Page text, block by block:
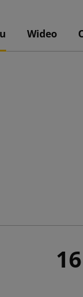
Wideo